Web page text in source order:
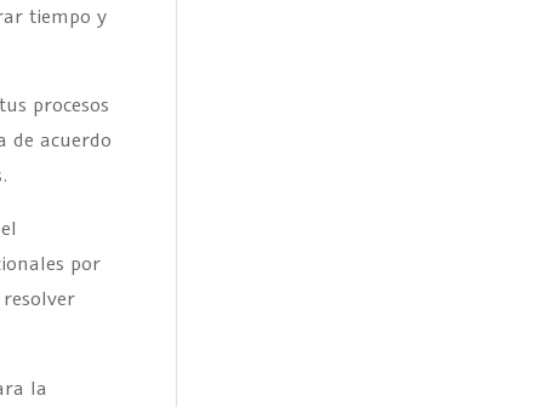
tiempo y
procesos
de acuerdo
por
la